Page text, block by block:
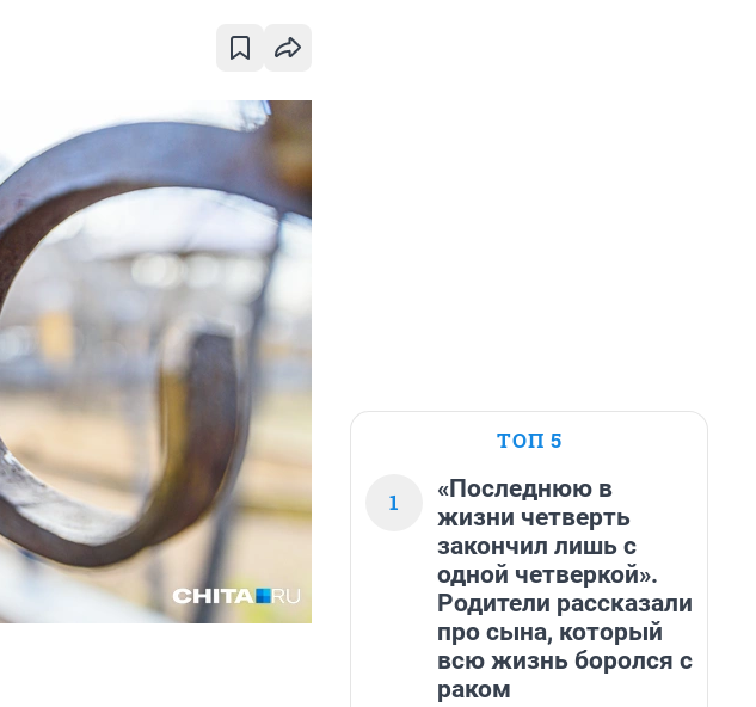
ТОП 5
1
«Последнюю в
жизни четверть
закончил лишь с
одной четверкой».
Родители рассказали
про сына, который
всю жизнь боролся с
раком